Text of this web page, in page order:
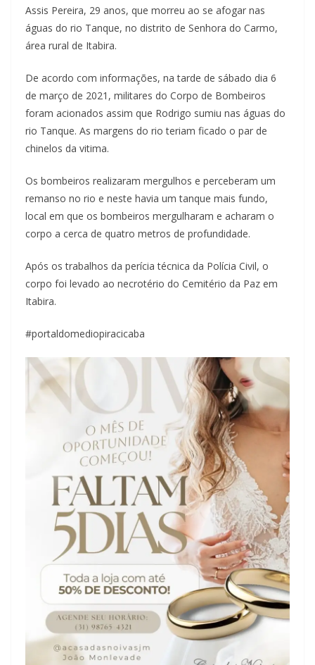
Assis Pereira, 29 anos, que morreu ao se afogar nas
águas do rio Tanque, no distrito de Senhora do Carmo,
área rural de Itabira.
De acordo com informações, na tarde de sábado dia 6
de março de 2021, militares do Corpo de Bombeiros
foram acionados assim que Rodrigo sumiu nas águas do
rio Tanque. As margens do rio teriam ficado o par de
chinelos da vitima.
Os bombeiros realizaram mergulhos e perceberam um
remanso no rio e neste havia um tanque mais fundo,
local em que os bombeiros mergulharam e acharam o
corpo a cerca de quatro metros de profundidade.
Após os trabalhos da perícia técnica da Polícia Civil, o
corpo foi levado ao necrotério do Cemitério da Paz em
Itabira.
#portaldomediopiracicaba